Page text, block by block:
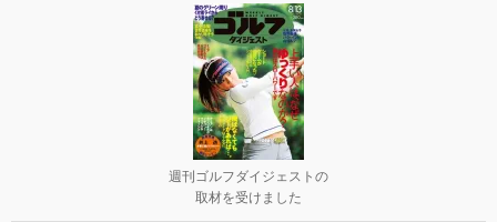
週刊ゴルフダイジェストの
取材を受けました